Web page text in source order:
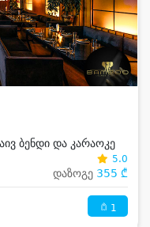
ბენდი და კარაოკე
5.0
დაზოგე 355 ₾
1